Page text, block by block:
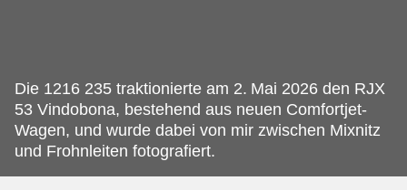
Die 1216 235 traktionierte am 2. Mai 2026 den RJX
53 Vindobona, bestehend aus neuen Comfortjet-
Wagen, und wurde dabei von mir zwischen Mixnitz
und Frohnleiten fotografiert.